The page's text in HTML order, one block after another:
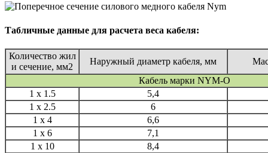
Табличные данные для расчета веса кабеля:
Количество жил
и сечение, мм2
Наружный диаметр кабеля, мм
Кабель марки NYM-O
1 x 1.5
5,4
1 x 2.5
6
1 x 4
6,6
1 x 6
7,1
1 x 10
8,4